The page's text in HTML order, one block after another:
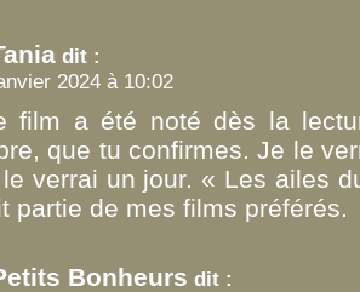
dit :
2024 à 10:02
film a été noté dès la
que tu confirmes. Je le
verrai un jour. « Les ailes
partie de mes films préférés.
Bonheurs dit :